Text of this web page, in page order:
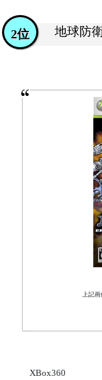
地球防
2位
上記画
XBox360